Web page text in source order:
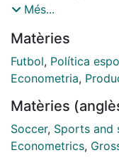
En este contexto,
internacional. Un
diseña con el fin de
de PIB per cápita,
y temporal. Los
clasificación de la
puede ser utilizada
Més...
Matèries
Futbol, Política
Econometria,
Matèries
Soccer, Sports and
Econometrics,